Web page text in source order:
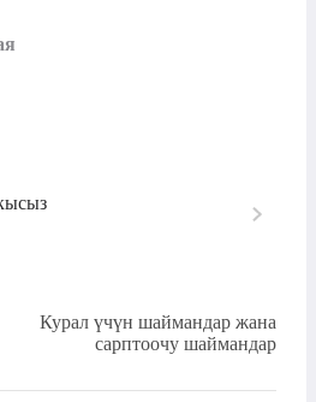
Курал үчүн шаймандар жана
сарптоочу шаймандар